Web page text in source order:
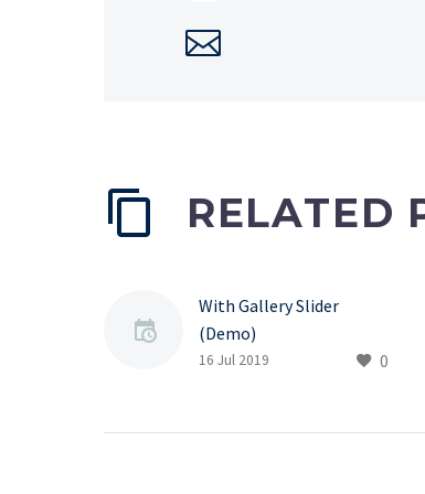
RELATED
With Gallery Slider
(Demo)
Lorem Ipsum. Proin
0
16 Jul 2019